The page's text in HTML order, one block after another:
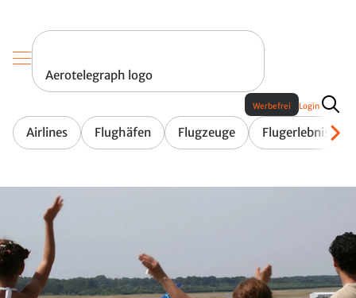
Aerotelegraph logo
Airlines Flughäfen Flugzeuge Flugerlebnis
Werbefrei Login